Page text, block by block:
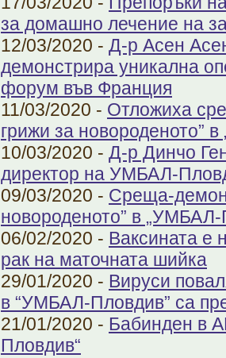
за домашно лечение на
12/03/2020 - Д-р Асен
демонстрира уникална
форум във Франция
11/03/2020 - Отложиха
грижи за новороденото”
10/03/2020 - Д-р Динчо
директор на УМБАЛ-
09/03/2020 - Среща-
новороденото” в „УМБАЛ-
06/02/2020 - Ваксината е
рак на маточната шийка
29/01/2020 - Вируси
в “УМБАЛ-Пловдив” са
21/01/2020 - Бабинден в
Пловдив“